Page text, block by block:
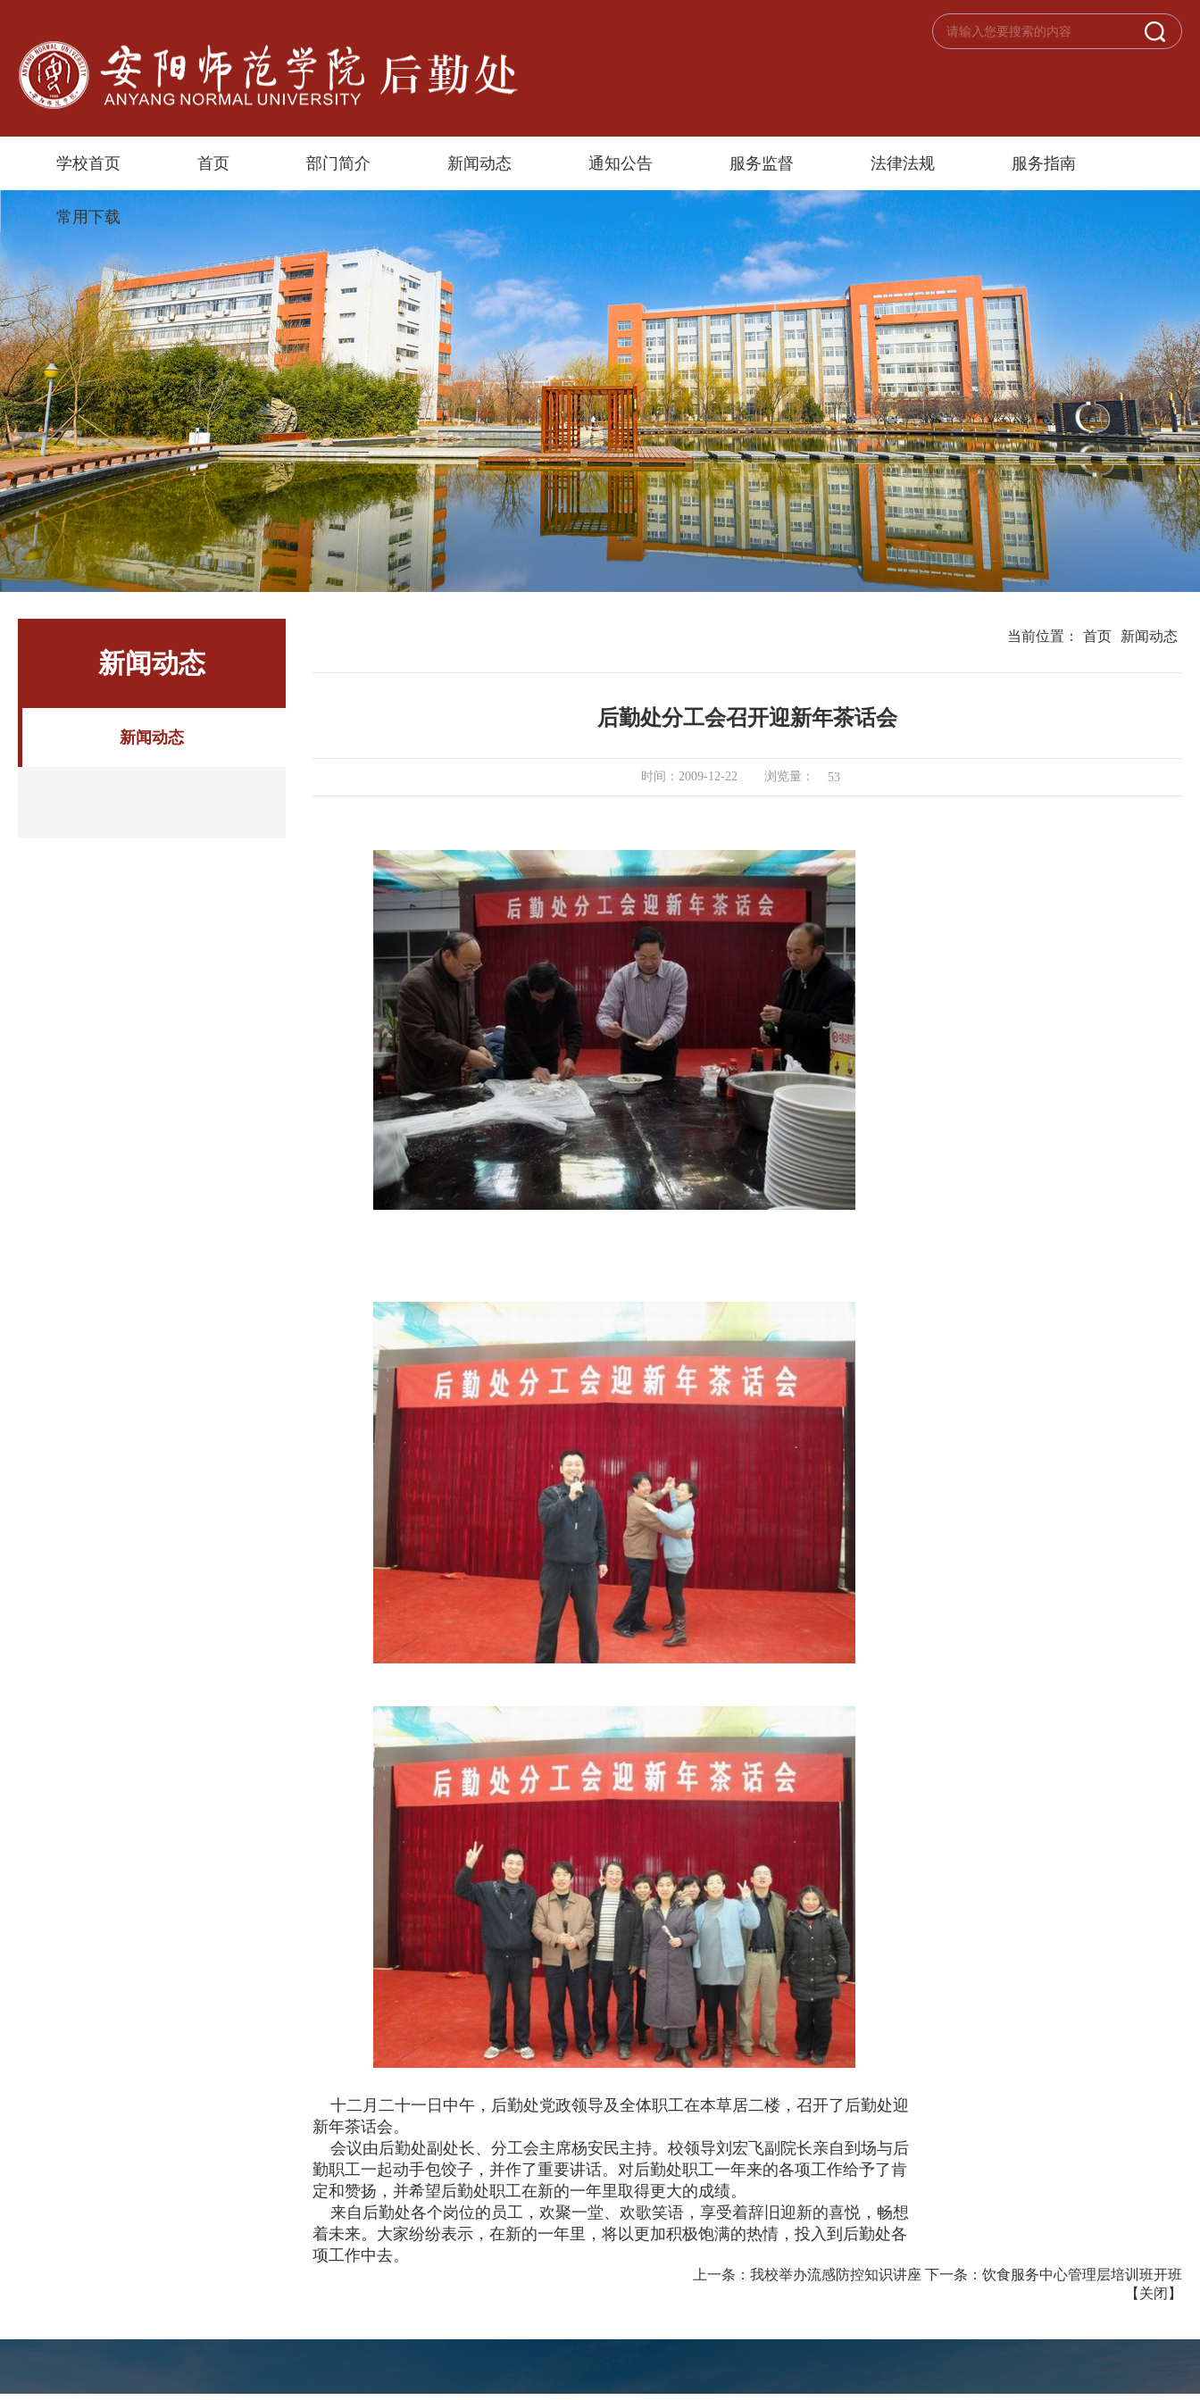
学校首页 首页 部门简介 新闻动态 通知公告 服务监督 法律法规 服务指南
常用下载
新闻动态
新闻动态
当前位置： 首页 新闻动态
后勤处分工会召开迎新年茶话会
时间：2009-12-22 浏览量： 53
十二月二十一日中午，后勤处党政领导及全体职工在本草居二楼，召开了后勤处迎
新年茶话会。
会议由后勤处副处长、分工会主席杨安民主持。校领导刘宏飞副院长亲自到场与后
勤职工一起动手包饺子，并作了重要讲话。对后勤处职工一年来的各项工作给予了肯
定和赞扬，并希望后勤处职工在新的一年里取得更大的成绩。
来自后勤处各个岗位的员工，欢聚一堂、欢歌笑语，享受着辞旧迎新的喜悦，畅想
着未来。大家纷纷表示，在新的一年里，将以更加积极饱满的热情，投入到后勤处各
项工作中去。
上一条： 我校举办流感防控知识讲座 下一条： 饮食服务中心管理层培训班开班
【 关闭 】